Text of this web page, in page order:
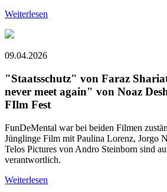
Weiterlesen
09.04.2026
"Staatsschutz" von Faraz
never meet again" von Noaz
FIlm Fest
FunDeMental war bei beiden Filmen
Jünglinge Film mit Paulina Lorenz, Jorgo
Telos Pictures von Andro Steinborn sind
verantwortlich.
Weiterlesen